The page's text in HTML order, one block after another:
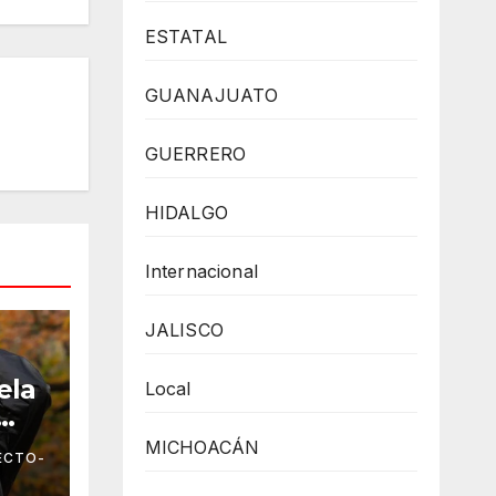
ESTATAL
GUANAJUATO
GUERRERO
HIDALGO
Internacional
JALISCO
Local
MICHOACÁN